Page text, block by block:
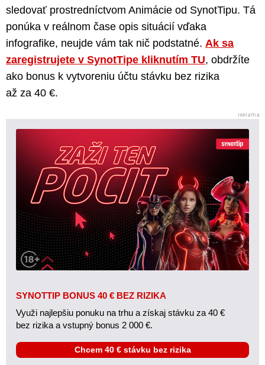
sledovať prostredníctvom Animácie od SynotTipu. Tá
ponúka v reálnom čase opis situácií vďaka
infografike, neujde vám tak nič podstatné. Ak sa
zaregistrujete v SynotTipe kliknutím TU, obdržíte
ako bonus k vytvoreniu účtu stávku bez rizika
až za 40 €.
SYNOTTIP BONUS 40 € BEZ RIZIKA
Využi najlepšiu ponuku na trhu a získaj stávku za 40 €
bez rizika a vstupný bonus 2 000 €.
Chcem 40 € stávku bez rizika